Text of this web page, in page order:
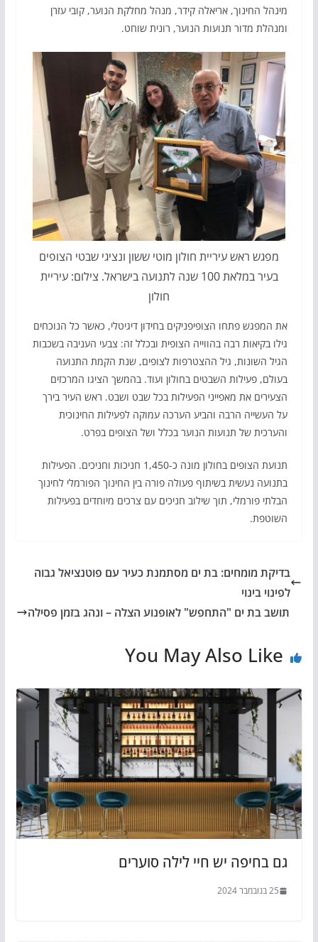
מינהל החינוך, אריאלה קידר, מנהל מחלקת הנוער, קובי עזרן
ומנהלת מדור תנועות הנוער, רונית שוחט.
מפגש ראש עיריית חולון מוטי ששון ונציגי שבטי הצופים
בעיר במלאת 100 שנה לתנועה בישראל. צילום: עיריית
חולון
את המפגש פתחו הצופיפניקים בחידון דיגיטלי, כאשר כל הנוכחים
גילו בקיאות רבה בהווייה הצופית ובכלל זה: צבעי העניבה בשכבות
הגיל השונות, גיל ההצטרפות לצופים, שנת הקמת התנועה
בעולם, פעילות השבטים בחולון ועוד. בהמשך הציגו המרכזים
הצעירים את מאפייני הפעילות בכל שבט ושבט. ראש העיר בירך
על העשייה הרבה והביע הערכה עמוקה לפעילות החינוכית
והערכית של תנועות הנוער בכלל ושל הצופים בפרט.
תנועת הצופים בחולון מונה כ-1,450 חניכות וחניכים. הפעילות
בתנועה נעשית בשיתוף פעולה פורה בין החינוך הפורמלי לחינוך
הבלתי פורמלי, תוך שילוב חניכים עם צרכים מיוחדים בפעילות
השוטפת.
בדיקת מומחים: בת ים מסתמנת כעיר עם פוטנציאל גבוה
לפינוי בינוי
תושב בת ים "התחפש" לאופנוע הצלה – ונהג בזמן פסילה
You May Also Like
גם בחיפה יש חיי לילה סוערים
25 בנובמבר 2024